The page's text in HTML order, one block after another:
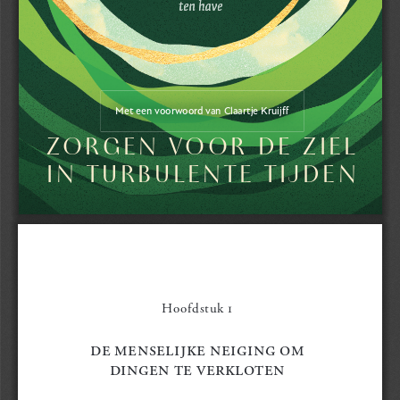
ZORGEN VOOR DE ZIEL
IN TURBULENTE TIJDEN
Met een voorwoord van Claartje Kruij
Hoofdstuk 1
de menSelijke neiging om
dingen te verkloten